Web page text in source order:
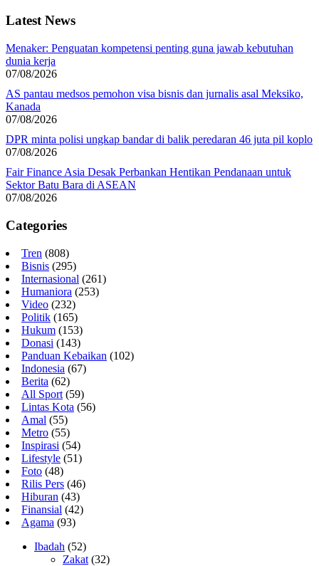
Latest News
Menaker: Penguatan kompetensi penting guna jawab kebutuhan
dunia kerja
07/08/2026
AS pantau medsos pemohon visa bisnis dan jurnalis asal Meksiko,
Kanada
07/08/2026
DPR minta polisi ungkap bandar di balik peredaran 46 juta pil koplo
07/08/2026
Fair Finance Asia Desak Perbankan Hentikan Pendanaan untuk
Sektor Batu Bara di ASEAN
07/08/2026
Categories
Tren (808)
Bisnis (295)
Internasional (261)
Humaniora (253)
Video (232)
Politik (165)
Hukum (153)
Donasi (143)
Panduan Kebaikan (102)
Indonesia (67)
Berita (62)
All Sport (59)
Lintas Kota (56)
Amal (55)
Metro (55)
Inspirasi (54)
Lifestyle (51)
Foto (48)
Rilis Pers (46)
Hiburan (43)
Finansial (42)
Agama (93)
Ibadah (52)
Zakat (32)